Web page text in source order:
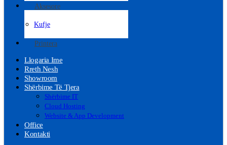
Aksesore
Kufje
Printera
Llogaria Ime
Rreth Nesh
Showroom
Shërbime Të Tjera
Shërbime IT
Cloud Hosting
Website & App Development
Office
Kontakti